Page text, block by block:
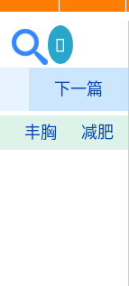
下一篇
丰胸 减肥